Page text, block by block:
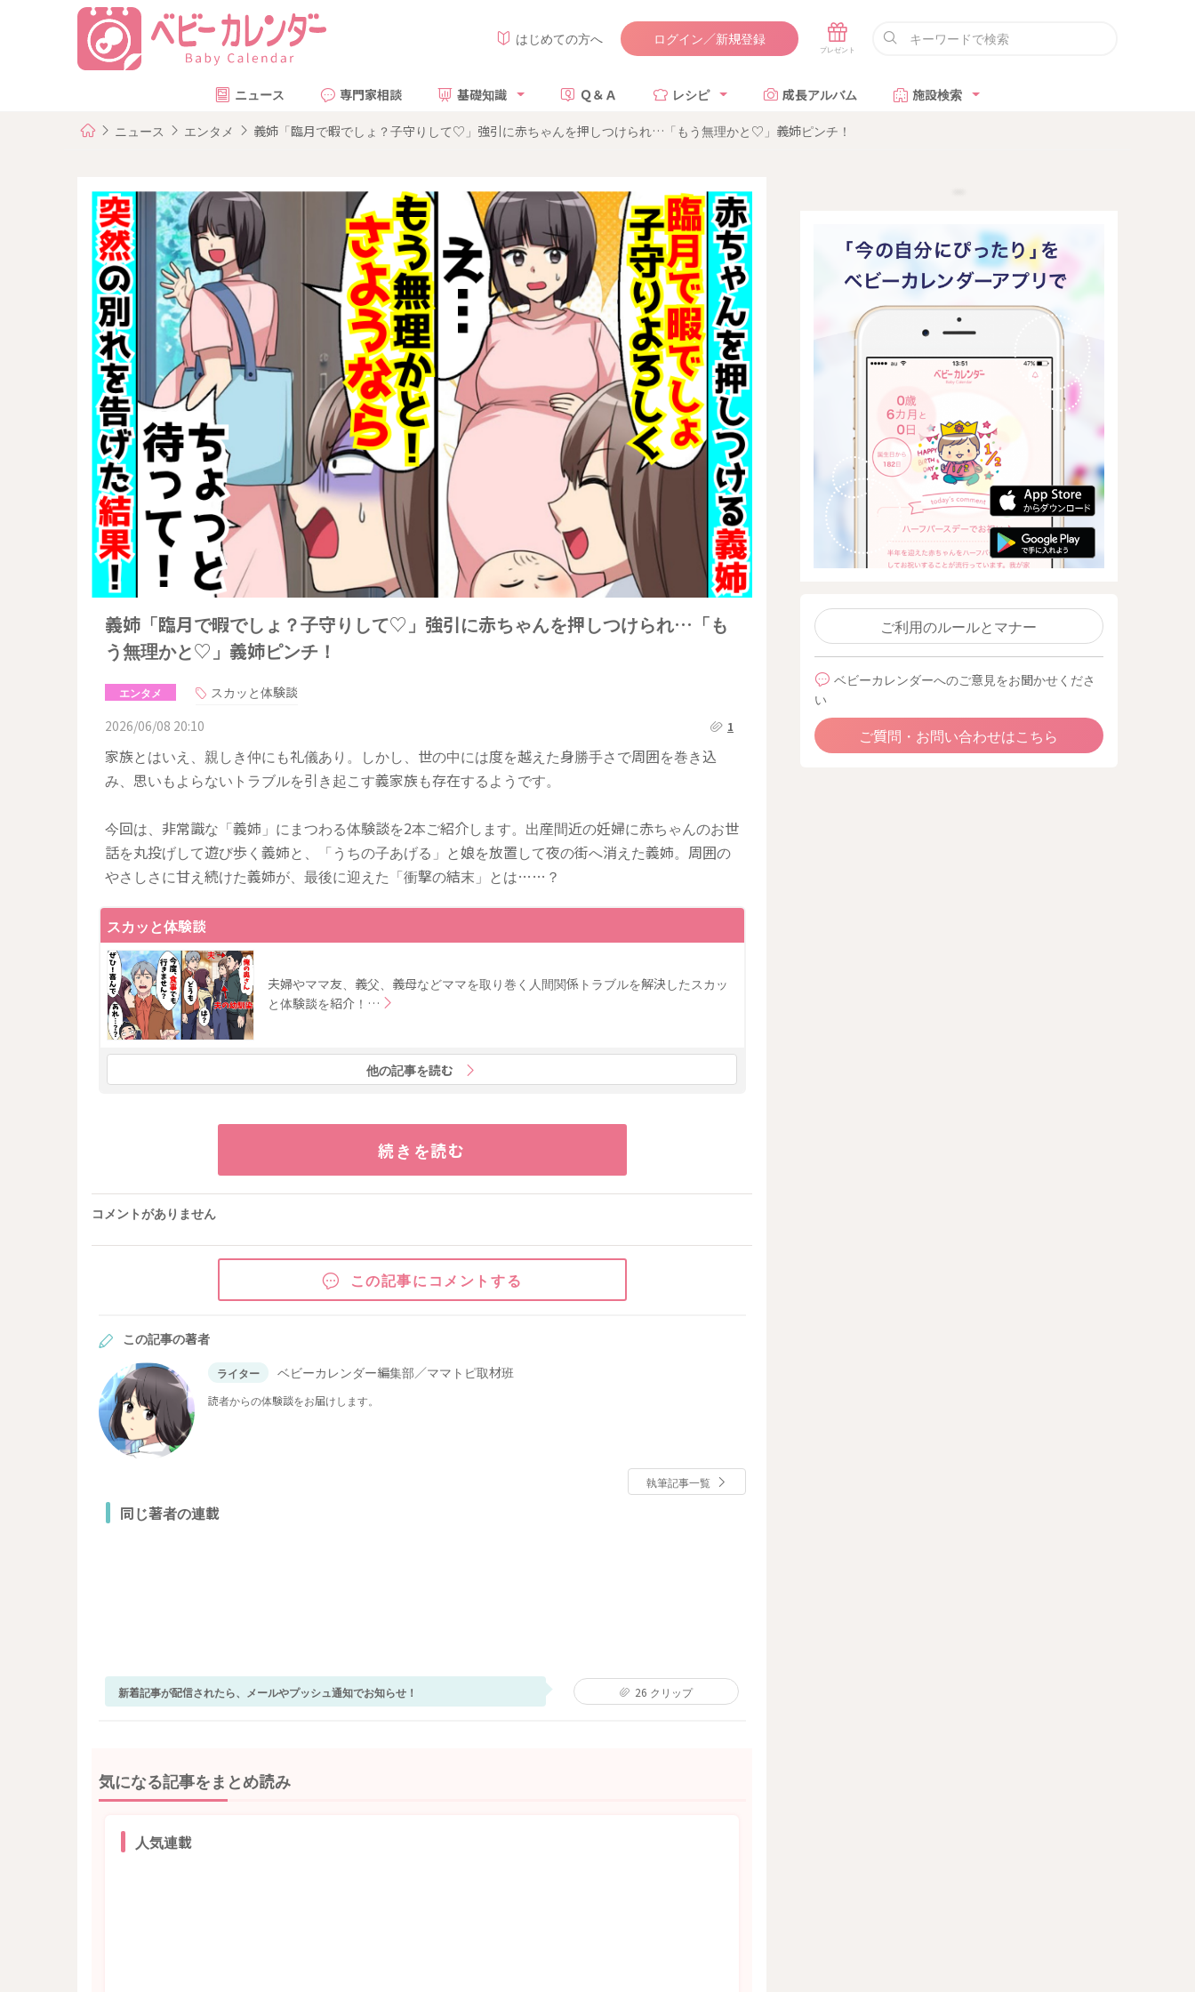
はじめての方へ ログイン／新規登録
ニュース 専門家相談 基礎知識 Ｑ＆Ａ レシピ 成長アルバム 施設検索
ニュース エンタメ 義姉「臨月で暇でしょ？子守りして♡」強引に赤ちゃんを押しつけられ…「もう無理かと♡」義姉ピンチ！
義姉「臨月で暇でしょ？子守りして♡」強引に赤ちゃんを押しつけられ…「も
う無理かと♡」義姉ピンチ！
エンタメ
スカッと体験談
2026/06/08 20:10
1
家族とはいえ、親しき仲にも礼儀あり。しかし、世の中には度を越えた身勝手さで周囲を巻き込
み、思いもよらないトラブルを引き起こす義家族も存在するようです。
今回は、非常識な「義姉」にまつわる体験談を2本ご紹介します。出産間近の妊婦に赤ちゃんのお世
話を丸投げして遊び歩く義姉と、「うちの子あげる」と娘を放置して夜の街へ消えた義姉。周囲の
やさしさに甘え続けた義姉が、最後に迎えた「衝撃の結末」とは……？
スカッと体験談
夫婦やママ友、義父、義母などママを取り巻く人間関係トラブルを解決したスカッ
と体験談を紹介！…
他の記事を読む
続きを読む
コメントがありません
この記事にコメントする
この記事の著者
ライター ベビーカレンダー編集部／ママトピ取材班
読者からの体験談をお届けします。
執筆記事一覧
同じ著者の連載
新着記事が配信されたら、メールやプッシュ通知でお知らせ！ 26 クリップ
気になる記事をまとめ読み
人気連載
ご利用のルールとマナー
ベビーカレンダーへのご意見をお聞かせくださ
い
ご質問・お問い合わせはこちら